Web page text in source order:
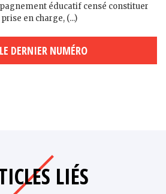
éducatif censé constituer
en charge, (...)
DERNIER NUMÉRO
LIÉS